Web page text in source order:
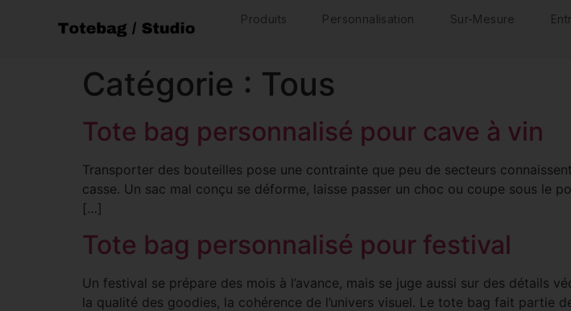
Produits Personnalisation Sur-Mesure
Catégorie : Tous
Tote bag personnalisé pour cave à vin
Transporter des bouteilles pose une contrainte que peu de secteurs
casse. Un sac mal conçu se déforme, laisse passer un choc ou coupe sous le
[…]
Tote bag personnalisé pour festival
Un festival se prépare des mois à l’avance, mais se juge aussi sur des détails
la qualité des goodies, la cohérence de l’univers visuel. Le tote bag fait partie